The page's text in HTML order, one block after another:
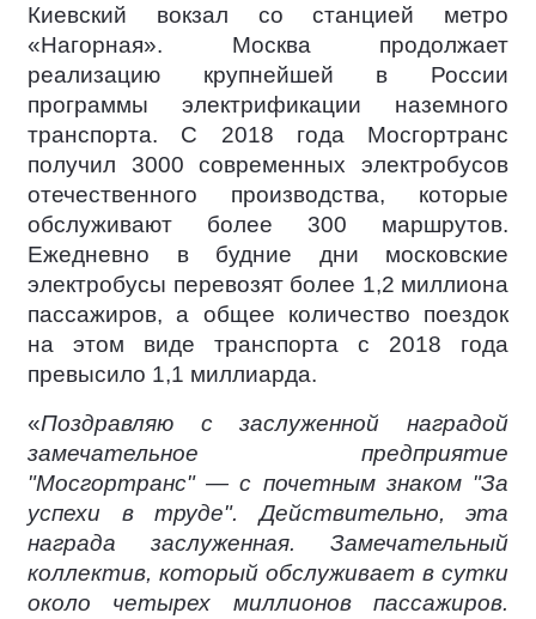
Киевский вокзал со станцией метро
«Нагорная». Москва продолжает
реализацию крупнейшей в России
программы электрификации наземного
транспорта. С 2018 года Мосгортранс
получил 3000 современных электробусов
отечественного производства, которые
обслуживают более 300 маршрутов.
Ежедневно в будние дни московские
электробусы перевозят более 1,2 миллиона
пассажиров, а общее количество поездок
на этом виде транспорта с 2018 года
превысило 1,1 миллиарда.
«Поздравляю с заслуженной наградой
замечательное предприятие
"Мосгортранс" — с почетным знаком "За
успехи в труде". Действительно, эта
награда заслуженная. Замечательный
коллектив, который обслуживает в сутки
около четырех миллионов пассажиров.